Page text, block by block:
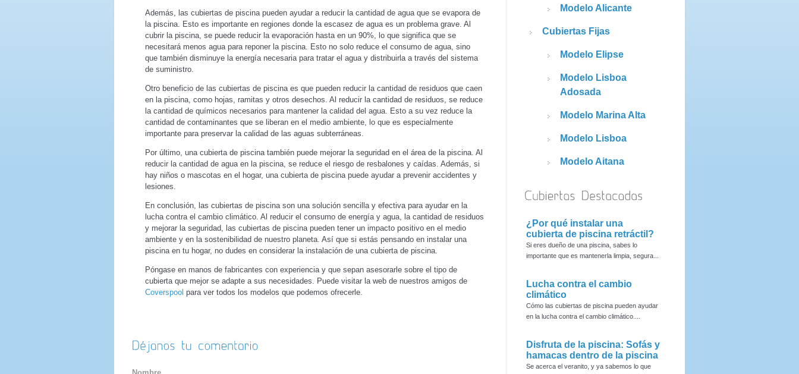
Además, las cubiertas de piscina pueden ayudar a reducir la cantidad de agua que se evapora de
la piscina. Esto es importante en regiones donde la escasez de agua es un problema grave. Al
cubrir la piscina, se puede reducir la evaporación hasta en un 90%, lo que significa que se
necesitará menos agua para reponer la piscina. Esto no solo reduce el consumo de agua, sino
que también disminuye la energía necesaria para tratar el agua y distribuirla a través del sistema
de suministro.
Otro beneficio de las cubiertas de piscina es que pueden reducir la cantidad de residuos que caen
en la piscina, como hojas, ramitas y otros desechos. Al reducir la cantidad de residuos, se reduce
la cantidad de químicos necesarios para mantener la calidad del agua. Esto a su vez reduce la
cantidad de contaminantes que se liberan en el medio ambiente, lo que es especialmente
importante para preservar la calidad de las aguas subterráneas.
Por último, una cubierta de piscina también puede mejorar la seguridad en el área de la piscina. Al
reducir la cantidad de agua en la piscina, se reduce el riesgo de resbalones y caídas. Además, si
hay niños o mascotas en el hogar, una cubierta de piscina puede ayudar a prevenir accidentes y
lesiones.
En conclusión, las cubiertas de piscina son una solución sencilla y efectiva para ayudar en la
lucha contra el cambio climático. Al reducir el consumo de energía y agua, la cantidad de residuos
y mejorar la seguridad, las cubiertas de piscina pueden tener un impacto positivo en el medio
ambiente y en la sostenibilidad de nuestro planeta. Así que si estás pensando en instalar una
piscina en tu hogar, no dudes en considerar la instalación de una cubierta de piscina.
Póngase en manos de fabricantes con experiencia y que sepan asesorarle sobre el tipo de
cubierta que mejor se adapte a sus necesidades. Puede visitar la web de nuestros amigos de
Coverspool para ver todos los modelos que podemos ofrecerle.
Modelo Alicante
Cubiertas Fijas
Modelo Elipse
Modelo Lisboa
Adosada
Modelo Marina Alta
Modelo Lisboa
Modelo Aitana
¿Por qué instalar una
cubierta de piscina retráctil?
Si eres dueño de una piscina, sabes lo
importante que es mantenerla limpia, segura...
Lucha contra el cambio
climático
Cómo las cubiertas de piscina pueden ayudar
en la lucha contra el cambio climático....
Disfruta de la piscina: Sofás y
hamacas dentro de la piscina
Se acerca el veranito, y ya sabemos lo que